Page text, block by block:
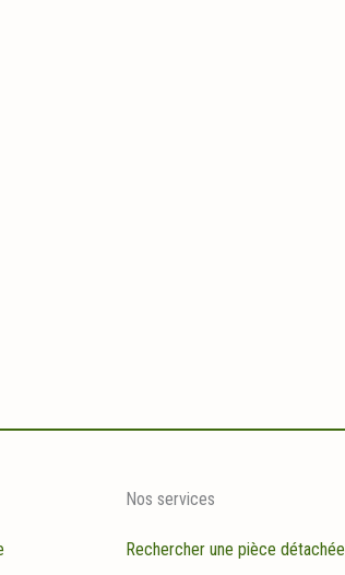
Nos services
Rechercher une pièce détachée